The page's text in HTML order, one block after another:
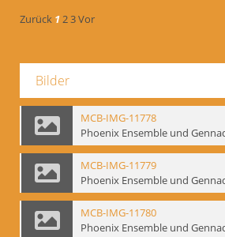
Zurück 123Vor
Bilder
MCB-IMG-11778
MCB-IMG-11779
MCB-IMG-11780